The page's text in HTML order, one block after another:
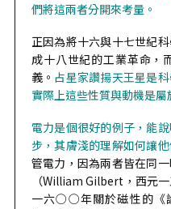
們將這兩者分開來考量。
正因為將十六與十七世紀
成十八世紀的工業革命，
義。 占星家讚揚天王星是
實際上這些性質與動機是
電力是個很好的例子，能
步，其膚淺的理解如何讓
管電力，因為兩者皆在同
（William Gilbert，西元
一六○○年關於磁性的《